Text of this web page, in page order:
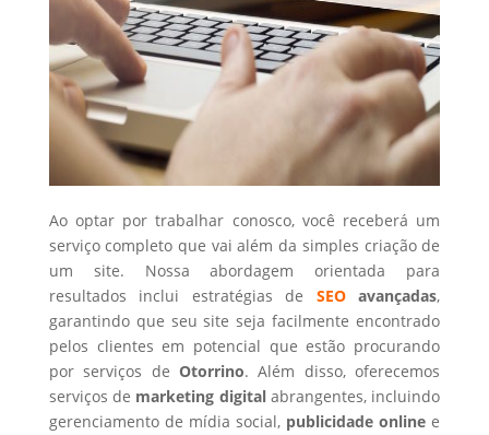
Ao optar por trabalhar conosco, você receberá um
serviço completo que vai além da simples criação de
um site. Nossa abordagem orientada para
resultados inclui estratégias de SEOavançadas,
garantindo que seu site seja facilmente encontrado
pelos clientes em potencial que estão procurando
por serviços de Otorrino. Além disso, oferecemos
serviços de marketing digital abrangentes, incluindo
gerenciamento de mídia social, publicidade online e